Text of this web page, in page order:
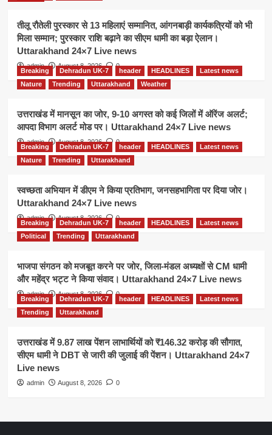
तीलू रौतेली पुरस्कार से 13 महिलाएं सम्मानित, आंगनबाड़ी कार्यकत्रियों को भी
मिला सम्मान; पुरस्कार राशि बढ़ाने का सीएम धामी का बड़ा ऐलान।
Uttarakhand 24×7 Live news
admin August 8, 2026 0
Breaking Dehradun UK-7 header HEADLINES
Latest news
Nature
Trending Uttarakhand Weather
उत्तराखंड में मानसून का जोर, 9-10 अगस्त को कई जिलों में ऑरेंज अलर्ट;
आपदा विभाग अलर्ट मोड पर। Uttarakhand 24×7 Live news
admin August 8, 2026 0
Breaking Dehradun UK-7 header HEADLINES
Latest news
Nature
Trending Uttarakhand
स्वच्छता अभियान में डीएम ने किया प्रतिभाग, जनसहभागिता पर दिया जोर।
Uttarakhand 24×7 Live news
admin August 8, 2026 0
Breaking Dehradun UK-7 header HEADLINES
Latest news
Political
Trending Uttarakhand
भाजपा संगठन को मजबूत करने पर जोर, जिला-मंडल अध्यक्षों से CM धामी
और महेंद्र भट्ट ने किया संवाद। Uttarakhand 24×7 Live news
admin August 8, 2026 0
Breaking Dehradun UK-7 header HEADLINES
Latest news
Trending
Uttarakhand
उत्तराखंड में 9.87 लाख पेंशन लाभार्थियों को ₹146.32 करोड़ की सौगात,
सीएम धामी ने DBT से जारी की जुलाई की पेंशन। Uttarakhand 24×7
Live news
admin August 8, 2026 0